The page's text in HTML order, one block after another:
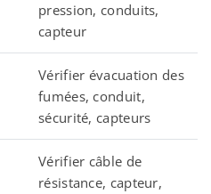
pression, conduits,
capteur
Vérifier évacuation des
fumées, conduit,
sécurité, capteurs
Vérifier câble de
résistance, capteur,